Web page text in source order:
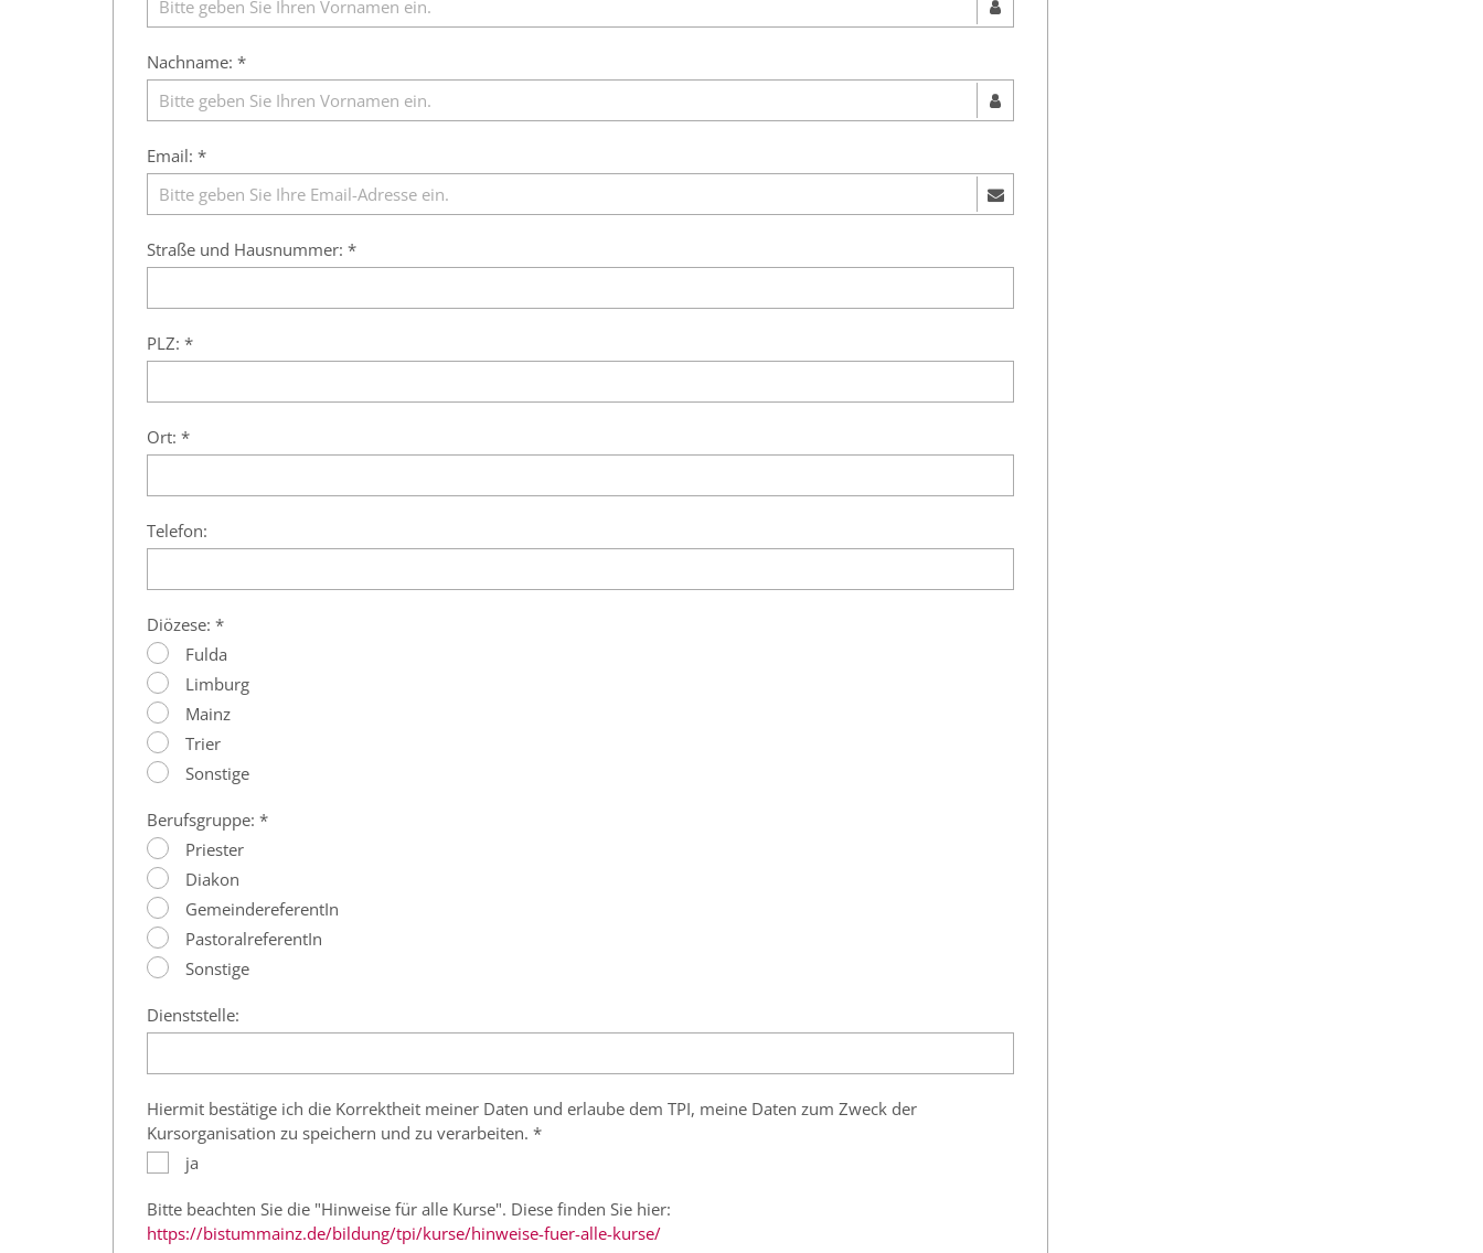
Nachname: *
Email: *
Straße und Hausnummer: *
PLZ: *
Ort: *
Telefon:
Diözese: *
Fulda
Limburg
Mainz
Trier
Sonstige
Berufsgruppe: *
Priester
Diakon
GemeindereferentIn
PastoralreferentIn
Sonstige
Dienststelle:
Hiermit bestätige ich die Korrektheit meiner Daten und erlaube dem TPI, meine Daten zum Zweck der
Kursorganisation zu speichern und zu verarbeiten. *
ja
Bitte beachten Sie die "Hinweise für alle Kurse". Diese finden Sie hier:
https://bistummainz.de/bildung/tpi/kurse/hinweise-fuer-alle-kurse/